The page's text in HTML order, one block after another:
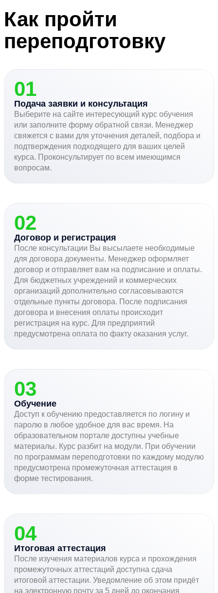
Как пройти
переподготовку
01
Подача заявки и консультация
Выберите на сайте интересующий курс обучения
или заполните форму обратной связи. Менеджер
свяжется с вами для уточнения деталей, подбора и
подтверждения подходящего для ваших целей
курса. Проконсультирует по всем имеющимся
вопросам.
02
Договор и регистрация
После консультации Вы высылаете необходимые
для договора документы. Менеджер оформляет
договор и отправляет вам на подписание и оплаты.
Для бюджетных учреждений и коммерческих
организаций дополнительно согласовываются
отдельные пункты договора. После подписания
договора и внесения оплаты происходит
регистрация на курс. Для предприятий
предусмотрена оплата по факту оказания услуг.
03
Обучение
Доступ к обучению предоставляется по логину и
паролю в любое удобное для вас время. На
образовательном портале доступны учебные
материалы. Курс разбит на модули. При обучении
по программам переподготовки по каждому модулю
предусмотрена промежуточная аттестация в
форме тестирования.
04
Итоговая аттестация
После изучения материалов курса и прохождения
промежуточных аттестаций доступна сдача
итоговой аттестации. Уведомление об этом придёт
на электронную почту за 5 дней до окончания